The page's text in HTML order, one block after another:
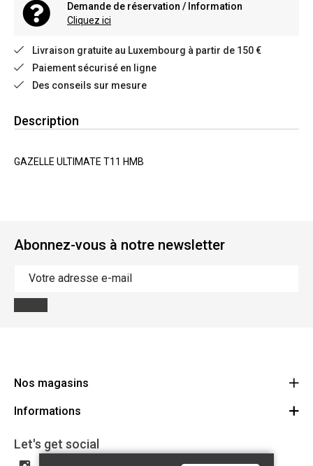
Demande de réservation / Information
Cliquez ici
Livraison gratuite au Luxembourg à partir de 150 €
Paiement sécurisé en ligne
Des conseils sur mesure
Description
GAZELLE ULTIMATE T11 HMB
Abonnez-vous à notre newsletter
Nos magasins
Cycles Arnold Kontz Gare / Bonnevoie
+352 40 96 74 214 / +352 40 96 74 215
Informations
Conditions générales
Avertissement
Let's get social